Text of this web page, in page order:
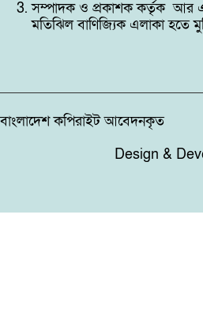
সম্পাদক ও প্রকাশক কর্তৃক আর
মতিঝিল বাণিজ্যিক এলাকা হতে
বাংলাদেশ কপিরাইট আবেদনকৃত
Design &